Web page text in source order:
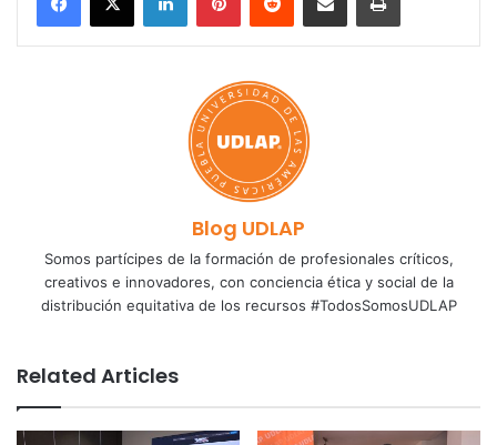
Blog UDLAP
Somos partícipes de la formación de profesionales críticos,
creativos e innovadores, con conciencia ética y social de la
distribución equitativa de los recursos #TodosSomosUDLAP
Related Articles